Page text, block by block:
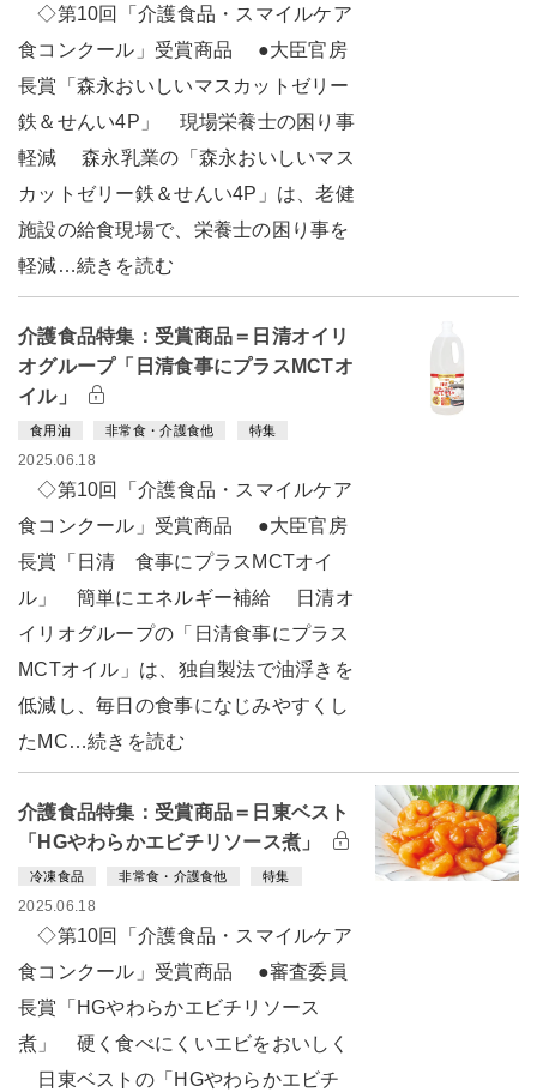
◇第10回「介護食品・スマイルケア
食コンクール」受賞商品 ●大臣官房
長賞「森永おいしいマスカットゼリー
鉄＆せんい4P」 現場栄養士の困り事
軽減 森永乳業の「森永おいしいマス
カットゼリー鉄＆せんい4P」は、老健
施設の給食現場で、栄養士の困り事を
軽減…続きを読む
介護食品特集：受賞商品＝日清オイリ
オグループ「日清食事にプラスMCTオ
イル」
食用油 非常食・介護食他 特集
2025.06.18
◇第10回「介護食品・スマイルケア
食コンクール」受賞商品 ●大臣官房
長賞「日清 食事にプラスMCTオイ
ル」 簡単にエネルギー補給 日清オ
イリオグループの「日清食事にプラス
MCTオイル」は、独自製法で油浮きを
低減し、毎日の食事になじみやすくし
たMC…続きを読む
介護食品特集：受賞商品＝日東ベスト
「HGやわらかエビチリソース煮」
冷凍食品 非常食・介護食他 特集
2025.06.18
◇第10回「介護食品・スマイルケア
食コンクール」受賞商品 ●審査委員
長賞「HGやわらかエビチリソース
煮」 硬く食べにくいエビをおいしく
日東ベストの「HGやわらかエビチ